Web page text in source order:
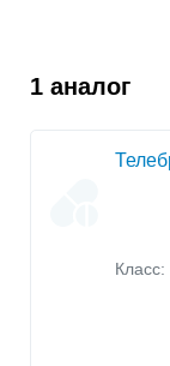
1 аналог
Класс: